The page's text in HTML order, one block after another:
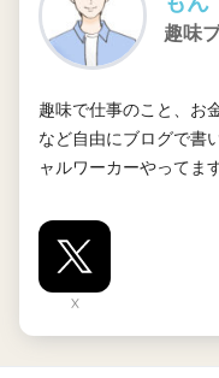
趣味
趣味で仕事のこと、お
など自由にブログで書
ャルワーカーやってます
X